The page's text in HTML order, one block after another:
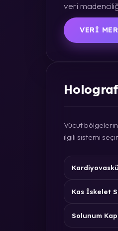
veri
VERI
Vücut
ilgili sistemi
Kas İskelet
Solunum